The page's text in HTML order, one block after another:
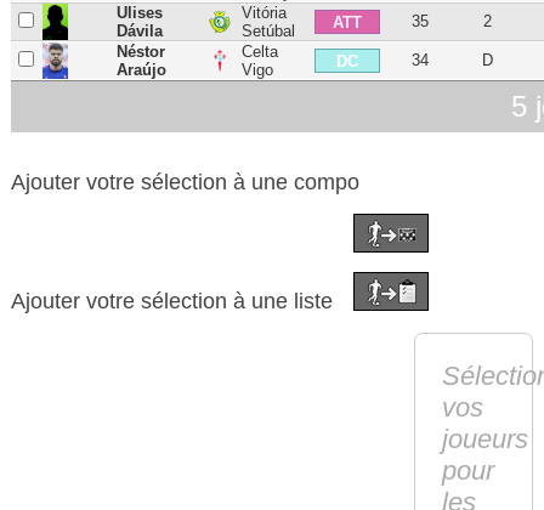
Ulises
Dávila
Vitória
Setúbal
ATT 35 2
Néstor
Araújo
Celta
Vigo
DC 34 D
5
Ajouter votre sélection à une compo
Ajouter votre sélection à une liste
vos
joueurs
pour
les